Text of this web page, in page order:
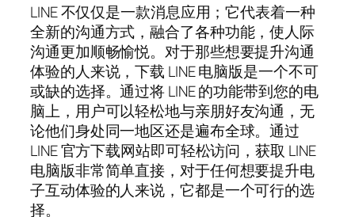
LINE 不仅仅是一款消息应用；它代表着一种
全新的沟通方式，融合了各种功能，使人际
沟通更加顺畅愉悦。对于那些想要提升沟通
体验的人来说，下载 LINE 电脑版是一个不可
或缺的选择。通过将 LINE 的功能带到您的电
脑上，用户可以轻松地与亲朋好友沟通，无
论他们身处同一地区还是遍布全球。通过
LINE 官方下载网站即可轻松访问，获取 LINE
电脑版非常简单直接，对于任何想要提升电
子互动体验的人来说，它都是一个可行的选
择。